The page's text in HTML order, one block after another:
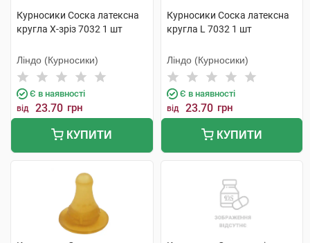
Курносики Соска латексна
кругла X-зріз 7032 1 шт
Ліндо (Курносики)
Є в наявності
від 23.70 грн
КУПИТИ
Курносики Соска латексна
кругла L 7032 1 шт
Ліндо (Курносики)
Є в наявності
від 23.70 грн
КУПИТИ